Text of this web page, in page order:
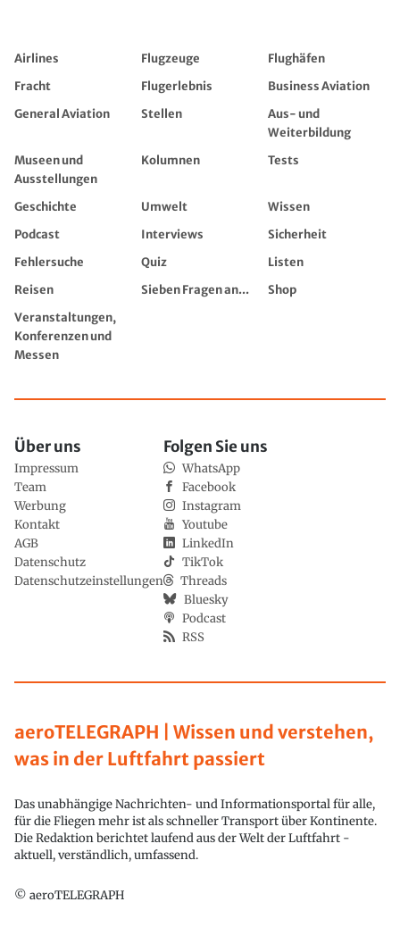
Airlines Flugzeuge
Flughäfen
Fracht
Flugerlebnis
Business Aviation
General Aviation
Stellen
Aus- und
Weiterbildung
Museen und
Ausstellungen
Kolumnen Tests
Geschichte Umwelt
Wissen
Podcast
Interviews
Sicherheit
Fehlersuche
Quiz
Listen
Reisen
Sieben Fragen an...
Shop
Veranstaltungen,
Konferenzen und
Messen
aeroTELEGRAPH | Wissen und verstehen,
was in der Luftfahrt passiert
Das unabhängige Nachrichten- und Informationsportal für alle,
für die Fliegen mehr ist als schneller Transport über Kontinente.
Die Redaktion berichtet laufend aus der Welt der Luftfahrt -
aktuell, verständlich, umfassend.
© aeroTELEGRAPH
Über uns
Impressum
Team
Werbung
Kontakt
AGB
Datenschutz
Datenschutzeinstellungen
Folgen Sie uns
WhatsApp
Facebook
Instagram
Youtube
LinkedIn
TikTok
Threads
Bluesky
Podcast
RSS